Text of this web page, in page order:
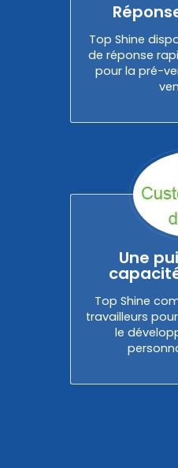
Top Shine
de réponse
pour la pré-
Une
Top Shine
travailleurs
le